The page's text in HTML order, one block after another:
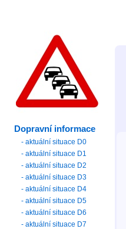
Dopravní informace
- aktuální situace D0
- aktuální situace D1
- aktuální situace D2
- aktuální situace D3
- aktuální situace D4
- aktuální situace D5
- aktuální situace D6
- aktuální situace D7